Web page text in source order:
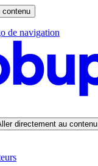
contenu
de navigation
directement au contenu